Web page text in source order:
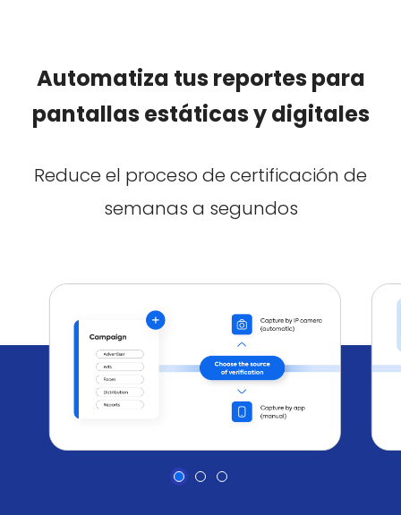
Automatiza tus reportes para
pantallas estáticas y digitales
Reduce el proceso de certificación de
semanas a segundos